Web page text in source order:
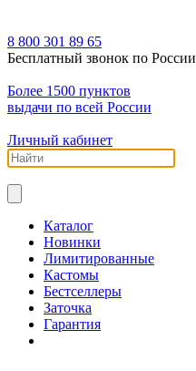
8 800 301 89 65
Бесплатный звонок по России
Более 1500 пунктов
выдачи по всей России
Личный кабинет
Каталог
Новинки
Лимитированные
Кастомы
Бестселлеры
Заточка
Гарантия